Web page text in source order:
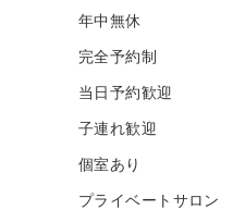
年中無休
完全予約制
当日予約歓迎
子連れ歓迎
個室あり
プライベートサロン